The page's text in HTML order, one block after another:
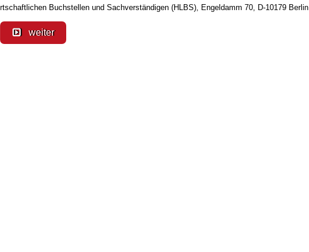
Buchstellen und Sachverständigen (HLBS), Engeldamm 70, D-10179 Berlin
weiter